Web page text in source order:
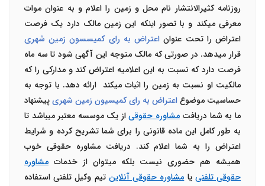
روزنامه کثیرالانتشار نام محل و زمین را اعلام و به عنوان موات
معرفی می­کند و با تصور اینکه این زمین مالک دارد یک فرصت
اعتراض را تحت عنوان اعتراض به رای کمیسسون زمین شهری
قرار می­دهد. در صورتی که مالک متوجه این آگهی شود تا سه ماه
فرصت دارد که نسبت به این اعلامیه اعتراض کند و مدارکی را که
مالکیت او نسبت به زمین را اثبات می­کند ارائه دهد. با توجه به
حساسیت موضوعاعتراض به رای کمیسیون زمین شهریپیشنهاد
ما به شما دریافتمشاوره حقوقیاز یک موسسه معتبر می­باشد تا
به طور کامل این ماده قانونی را برای شما تشریح کرده و شرایط
اعتراض را به شما اعلام کند. دریافت مشاوره حقوقی خوب
همیشه هم حضوری نیست بلکه می­توان از خدمات مشاوره
حقوقی تلفنی یامشاوره حقوقی آنلاین تیم وکیل تلفنی استفاده